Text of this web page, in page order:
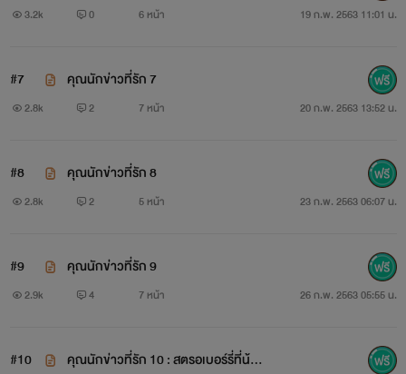
3.2k 0 6 หน้า 19 ก.พ. 2563 11:01 น.
#7 คุณนักข่าวที่รัก 7
2.8k 2 7 หน้า 20 ก.พ. 2563 13:52 น.
#8 คุณนักข่าวที่รัก 8
2.8k 2 5 หน้า 23 ก.พ. 2563 06:07 น.
#9 คุณนักข่าวที่รัก 9
2.9k 4 7 หน้า 26 ก.พ. 2563 05:55 น.
#10
คุณนักข่าวที่รัก 10 : สตรอเบอร์รี่ที่น้อง